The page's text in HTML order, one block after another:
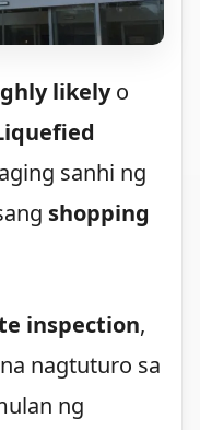
likelyo
sanhi ng
shopping
inspection,
nagtuturo sa
ng